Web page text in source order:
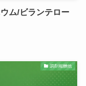
ム/ビランテロー
調剤報酬他